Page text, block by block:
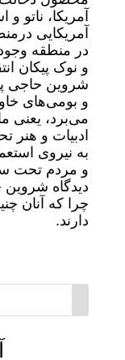
آمریکا، ناتو
آمریکایی
در منطقه
و نوک پیکان
شروین حاجی
و بومی‌های
می‌برد، یعنی
ادبیات و هنر
به نیروی
و مردم تحت
دیدگاه شروین
چرا که آنان
دارند.